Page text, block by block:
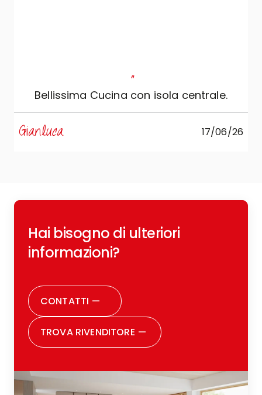
"
Bellissima Cucina con isola centrale.
Gianluca 17/06/26
Hai bisogno di ulteriori
informazioni?
CONTATTI —
TROVA RIVENDITORE —